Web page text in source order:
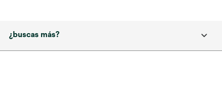
¿buscas más?